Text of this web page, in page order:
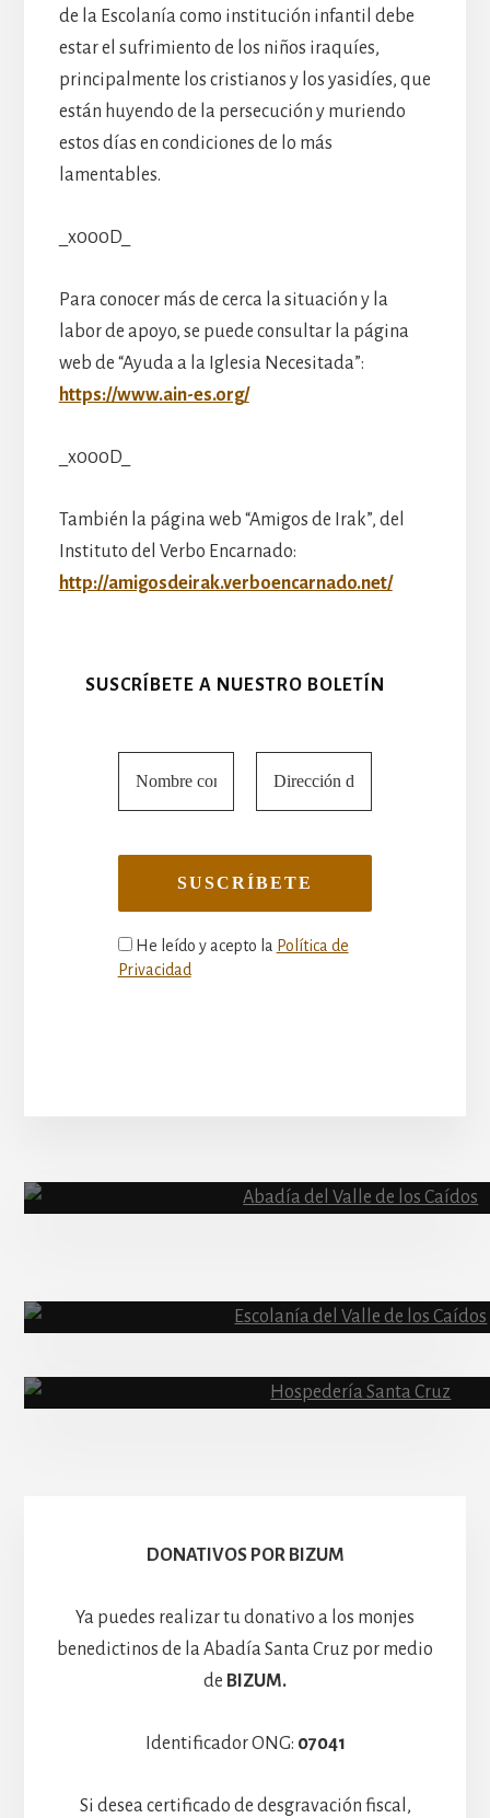
de la Escolanía como institución infantil debe
estar el sufrimiento de los niños iraquíes,
principalmente los cristianos y los yasidíes, que
están huyendo de la persecución y muriendo
estos días en condiciones de lo más
lamentables.
_x000D_
Para conocer más de cerca la situación y la
labor de apoyo, se puede consultar la página
web de “Ayuda a la Iglesia Necesitada”:
https://www.ain-es.org/
_x000D_
También la página web “Amigos de Irak”, del
Instituto del Verbo Encarnado:
http://amigosdeirak.verboencarnado.net/
SUSCRÍBETE A NUESTRO BOLETÍN
He leído y acepto la Política de
Privacidad
Content
Hospedería
DONATIVOS POR BIZUM
Ya puedes realizar tu donativo a los monjes
benedictinos de la Abadía Santa Cruz por medio
de BIZUM.
Identificador ONG: 07041
Si desea certificado de desgravación fiscal,